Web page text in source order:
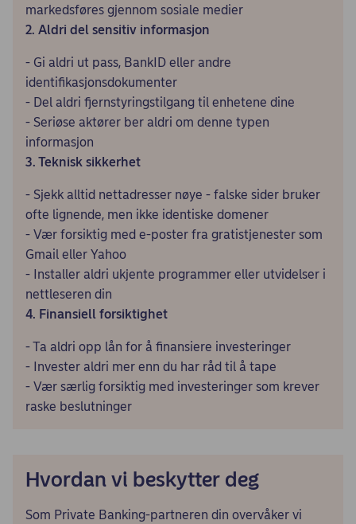
markedsføres gjennom sosiale medier
2. Aldri del sensitiv informasjon
- Gi aldri ut pass, BankID eller andre
identifikasjonsdokumenter
- Del aldri fjernstyringstilgang til enhetene dine
- Seriøse aktører ber aldri om denne typen
informasjon
3. Teknisk sikkerhet
- Sjekk alltid nettadresser nøye - falske sider bruker
ofte lignende, men ikke identiske domener
- Vær forsiktig med e-poster fra gratistjenester som
Gmail eller Yahoo
- Installer aldri ukjente programmer eller utvidelser i
nettleseren din
4. Finansiell forsiktighet
- Ta aldri opp lån for å finansiere investeringer
- Invester aldri mer enn du har råd til å tape
- Vær særlig forsiktig med investeringer som krever
raske beslutninger
Hvordan vi beskytter deg
Som Private Banking-partneren din overvåker vi